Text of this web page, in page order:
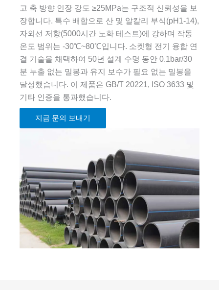
고 축 방향 인장 강도 ≥25MPa는 구조적 신뢰성을 보
장합니다. 특수 배합으로 산 및 알칼리 부식(pH1-14),
자외선 저항(5000시간 노화 테스트)에 강하며 작동
온도 범위는 -30℃~80℃입니다. 소켓형 전기 융합 연
결 기술을 채택하여 50년 설계 수명 동안 0.1bar/30
분 누출 없는 밀봉과 유지 보수가 필요 없는 밀봉을
달성했습니다. 이 제품은 GB/T 20221, ISO 3633 및
기타 인증을 통과했습니다.
지금 문의 보내기